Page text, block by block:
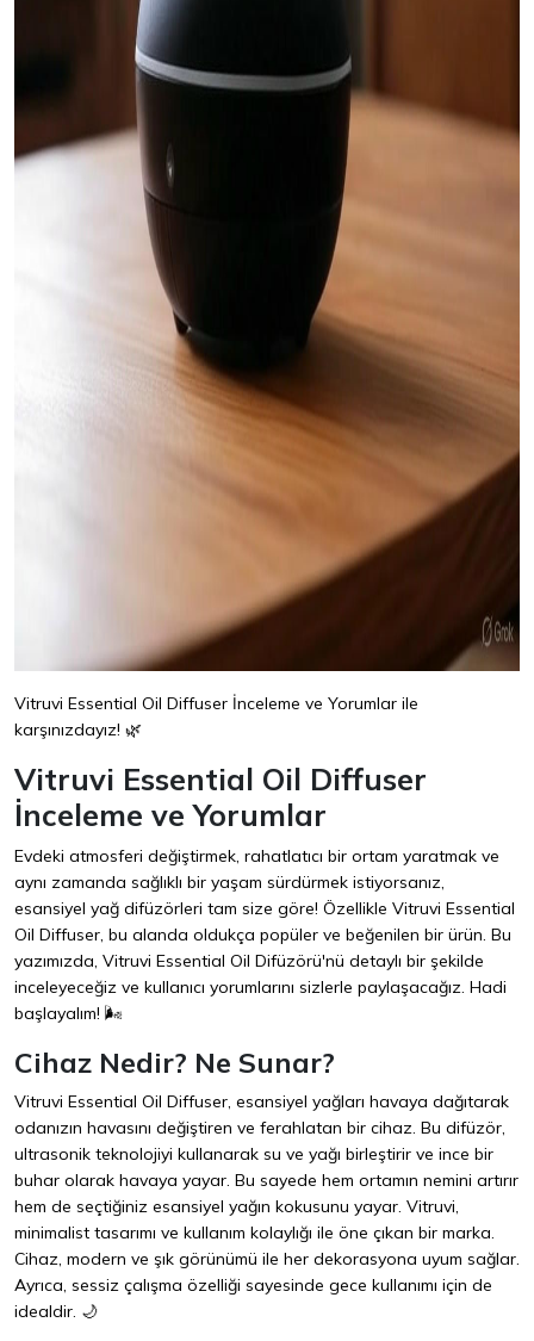
Vitruvi Essential Oil Diffuser İnceleme ve Yorumlar ile
karşınızdayız! 🌿
Vitruvi Essential Oil Diffuser
İnceleme ve Yorumlar
Evdeki atmosferi değiştirmek, rahatlatıcı bir ortam yaratmak ve
aynı zamanda sağlıklı bir yaşam sürdürmek istiyorsanız,
esansiyel yağ difüzörleri tam size göre! Özellikle Vitruvi Essential
Oil Diffuser, bu alanda oldukça popüler ve beğenilen bir ürün. Bu
yazımızda, Vitruvi Essential Oil Difüzörü'nü detaylı bir şekilde
inceleyeceğiz ve kullanıcı yorumlarını sizlerle paylaşacağız. Hadi
başlayalım! 🌬️
Cihaz Nedir? Ne Sunar?
Vitruvi Essential Oil Diffuser, esansiyel yağları havaya dağıtarak
odanızın havasını değiştiren ve ferahlatan bir cihaz. Bu difüzör,
ultrasonik teknolojiyi kullanarak su ve yağı birleştirir ve ince bir
buhar olarak havaya yayar. Bu sayede hem ortamın nemini artırır
hem de seçtiğiniz esansiyel yağın kokusunu yayar. Vitruvi,
minimalist tasarımı ve kullanım kolaylığı ile öne çıkan bir marka.
Cihaz, modern ve şık görünümü ile her dekorasyona uyum sağlar.
Ayrıca, sessiz çalışma özelliği sayesinde gece kullanımı için de
idealdir. 🌙